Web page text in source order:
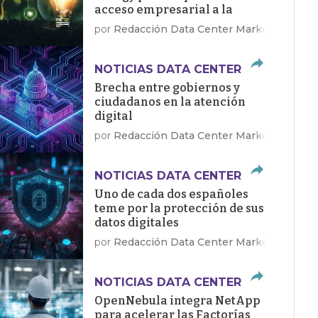
acceso empresarial a la
energía limpia
por Redacción Data Center Market
NOTICIAS DATA CENTER
Brecha entre gobiernos y
ciudadanos en la atención
digital
por Redacción Data Center Market
NOTICIAS DATA CENTER
Uno de cada dos españoles
teme por la protección de sus
datos digitales
por Redacción Data Center Market
NOTICIAS DATA CENTER
OpenNebula integra NetApp
para acelerar las Factorías